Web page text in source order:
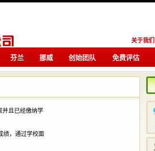
关于我们
芬兰 挪威 创始团队 免费评估
且已经缴纳学
，通过学校面